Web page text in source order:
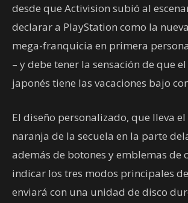
desde que Activision subió al
declarar a PlayStation como la
mega-franquicia en primera
– y debe tener la sensación de que
japonés tiene las vacaciones bajo
El diseño personalizado, que lleva
naranja de la secuela en la parte
además de botones y emblemas de
indicar los tres modos principales
enviará con una unidad de disco